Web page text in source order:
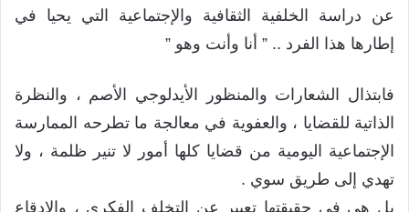
عن دراسة الخلفية الثقافية والإجتماعية التي يحيا في
إطارها هذا الفرد .. ” أنا وأنت وهو ”
فابتذال الشعارات والمنظور الأيدلوجي الأصم ، والنظرة
الذاتية للقضايا ، والعفوية في معالجة ما تطرحه الممارسة
الإجتماعية اليومية من قضايا كلها أمور لا تنير ظلمة ، ولا
تهدي إلى طريق سوي .
بل هي في حقيقتها تعبير عن التخلف الفكري ، والإدقاع